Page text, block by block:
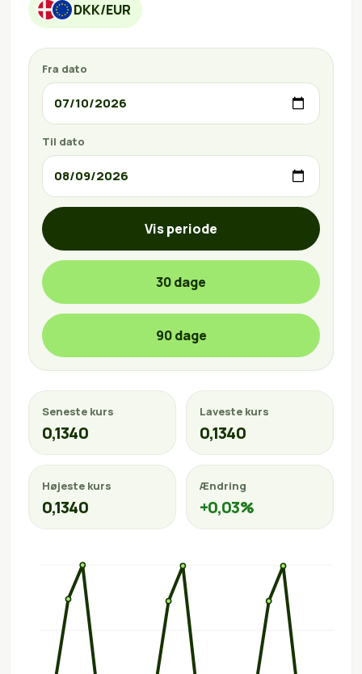
DKK/EUR
Fra dato
Til dato
Vis periode
30 dage
90 dage
Seneste kurs
0,1340
Laveste kurs
0,1340
Højeste kurs
0,1340
Ændring
+0,03%